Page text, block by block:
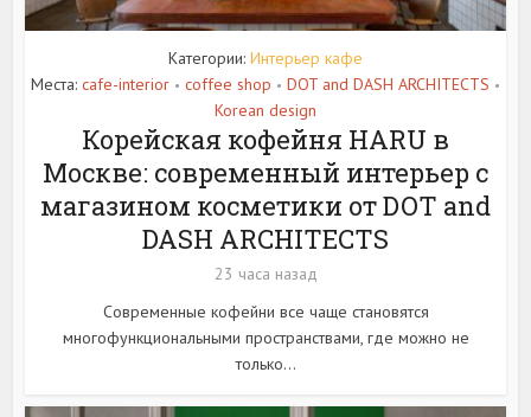
Категории: Интерьер кафе
Места: cafe-interior • coffee shop • DOT and DASH ARCHITECTS •
Korean design
Корейская кофейня HARU в
Москве: современный интерьер с
магазином косметики от DOT and
DASH ARCHITECTS
23 часа назад
Современные кофейни все чаще становятся
многофункциональными пространствами, где можно не
только...